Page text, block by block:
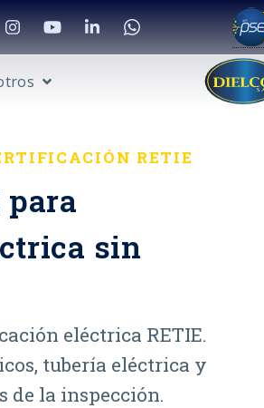
RETIE
sin
eléctrica RETIE.
tubería eléctrica y
de la inspección.